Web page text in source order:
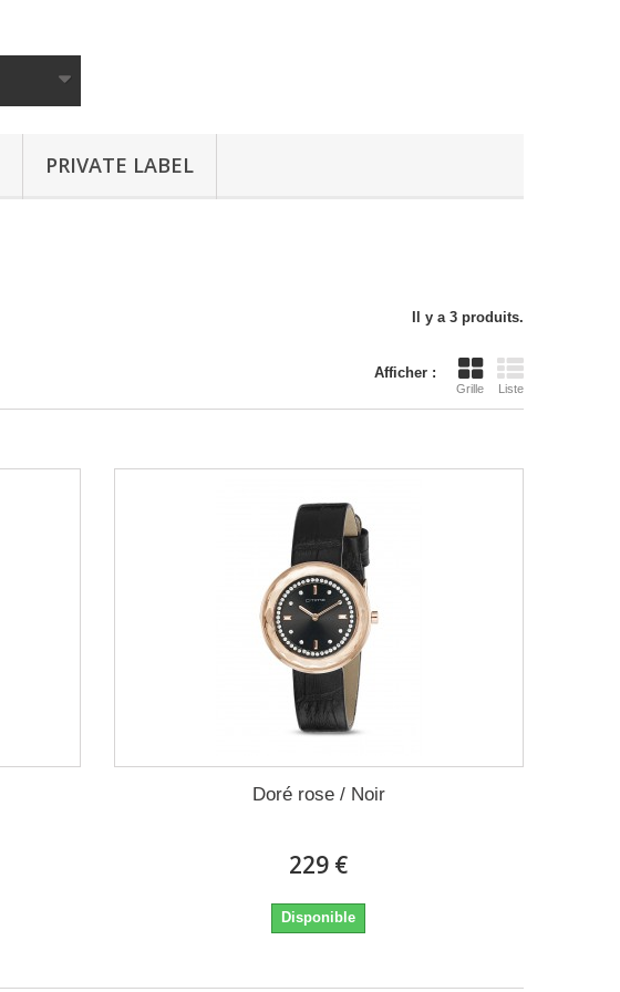
PRIVATE LABEL
Il y a 3 produits.
Afficher :
Grille Liste
Doré rose / Noir
229 €
Disponible